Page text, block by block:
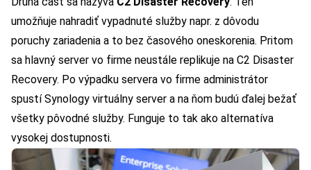
umožňuje nahradiť vypadnuté služby napr. z dôvodu
poruchy zariadenia a to bez časového oneskorenia. Pritom
sa hlavný server vo firme neustále replikuje na C2 Disaster
Recovery. Po výpadku servera vo firme administrátor
spustí Synology virtuálny server a na ňom budú ďalej bežať
všetky pôvodné služby. Funguje to tak ako alternatíva
vysokej dostupnosti.